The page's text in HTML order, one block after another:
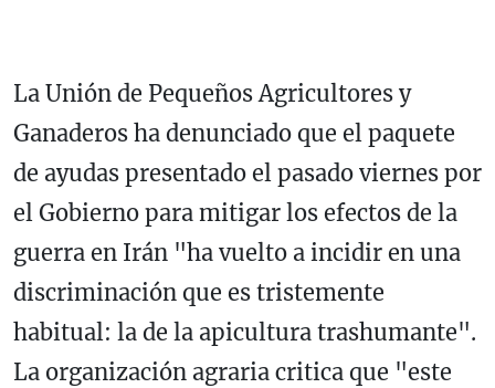
La Unión de Pequeños Agricultores y
Ganaderos ha denunciado que el paquete
de ayudas presentado el pasado viernes por
el Gobierno para mitigar los efectos de la
guerra en Irán "ha vuelto a incidir en una
discriminación que es tristemente
habitual: la de la apicultura trashumante".
La organización agraria critica que "este